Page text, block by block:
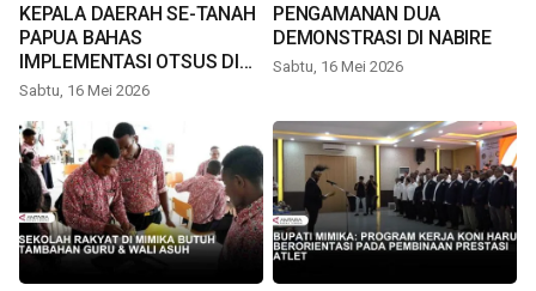
KEPALA DAERAH SE-TANAH
PAPUA BAHAS
IMPLEMENTASI OTSUS DI
TIMIKA
Sabtu, 16 Mei 2026
PENGAMANAN DUA
DEMONSTRASI DI NABIRE
Sabtu, 16 Mei 2026